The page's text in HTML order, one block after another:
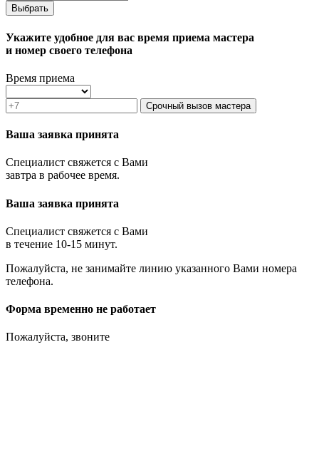
Выбрать
Укажите удобное для вас время приема мастера
и номер своего телефона
Время приема
Срочный вызов мастера
Ваша заявка принята
Специалист свяжется с Вами
завтра в рабочее время.
Ваша заявка принята
Специалист свяжется с Вами
в течение 10-15 минут.
Пожалуйста, не занимайте линию указанного Вами номера
телефона.
Форма временно не работает
Пожалуйста, звоните